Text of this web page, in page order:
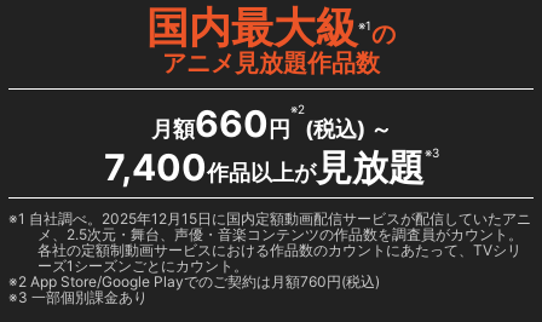
国内最大級※1の
アニメ見放題作品数
月額660 円
※2
(税込) ～
7,400作品以上が見放題※3
1 自社調べ。2025年12月15日に国内定額動画配信サービスが配信していたアニ
メ、2.5次元・舞台、声優・音楽コンテンツの作品数を調査員がカウント。
各社の定額制動画サービスにおける作品数のカウントにあたって、TVシリ
ーズ1シーズンごとにカウント。
2 App Store/Google Playでのご契約は月額760円(税込)
3 一部個別課金あり